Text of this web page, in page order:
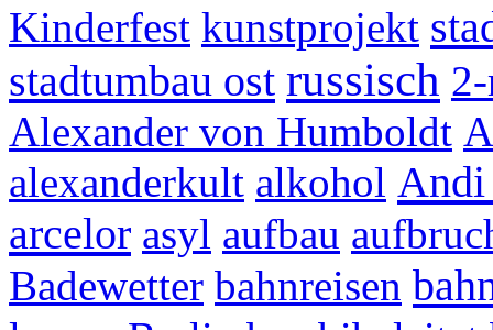
Kinderfest kunstprojekt
stadtumbau ost russisch
Alexander von Humboldt
alexanderkult alkohol Andi
arcelor asyl aufbau
Badewetter bahnreisen